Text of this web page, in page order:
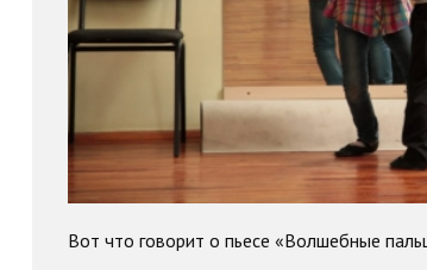
Вот что говорит о пьесе «Волшебные